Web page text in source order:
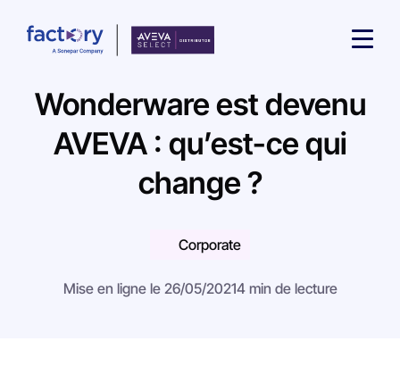
Wonderware est devenu
AVEVA : qu’est-ce qui
change ?
Corporate
Mise en ligne le 26/05/20214 min de lecture